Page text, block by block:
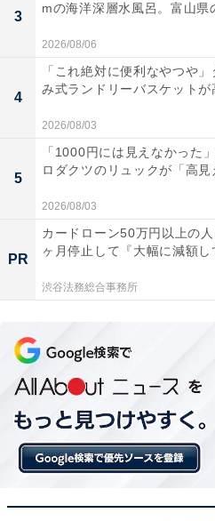
3
mの海洋深層水風呂。富山県
2026/08/06
4
「これ絶対に便利なやつや
み式ランドリーバスケット
2026/08/03
5
「1000円には見えなかった
ロダクツのリュックが「高
2026/08/03
PR
カードローン50万円以上の
ヶ月停止して『大幅に減額
渋谷法務総合事務所